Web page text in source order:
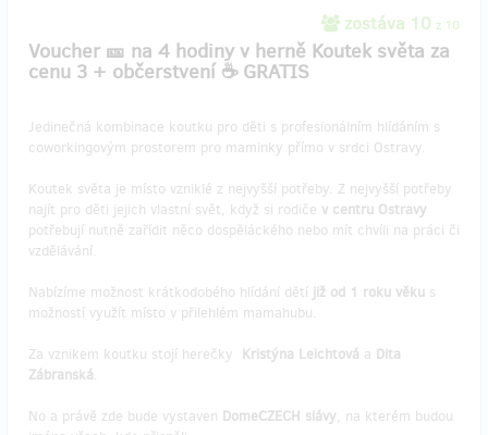
zostáva 10 z 10
Voucher 🎫 na 4 hodiny v herně Koutek světa za
cenu 3 + občerstvení ☕ GRATIS
Jedinečná kombinace koutku pro děti s profesionálním hlídáním s
coworkingovým prostorem pro maminky přímo v srdci Ostravy.
Koutek světa je místo vzniklé z nejvyšší potřeby. Z nejvyšší potřeby
najít pro děti jejich vlastní svět, když si rodiče v centru Ostravy
potřebují nutně zařídit něco dospěláckého nebo mít chvíli na práci či
vzdělávání.
Nabízíme možnost krátkodobého hlídání dětí již od 1 roku věku s
možností využít místo v přilehlém mamahubu.
Za vznikem koutku stojí herečky Kristýna Leichtová a Dita
Zábranská.
No a právě zde bude vystaven DomeCZECH slávy, na kterém budou